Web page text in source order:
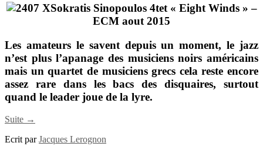
Sokratis Sinopoulos 4tet« Eight Winds » –
ECM aout 2015
Les amateurs le savent depuis un moment, le jazz
n’est plus l’apanage des musiciens noirs américains
mais un quartet de musiciens grecs cela reste encore
assez rare dans les bacs des disquaires, surtout
quand le leader joue de la lyre.
Suite →
Ecrit parJacques Lerognon